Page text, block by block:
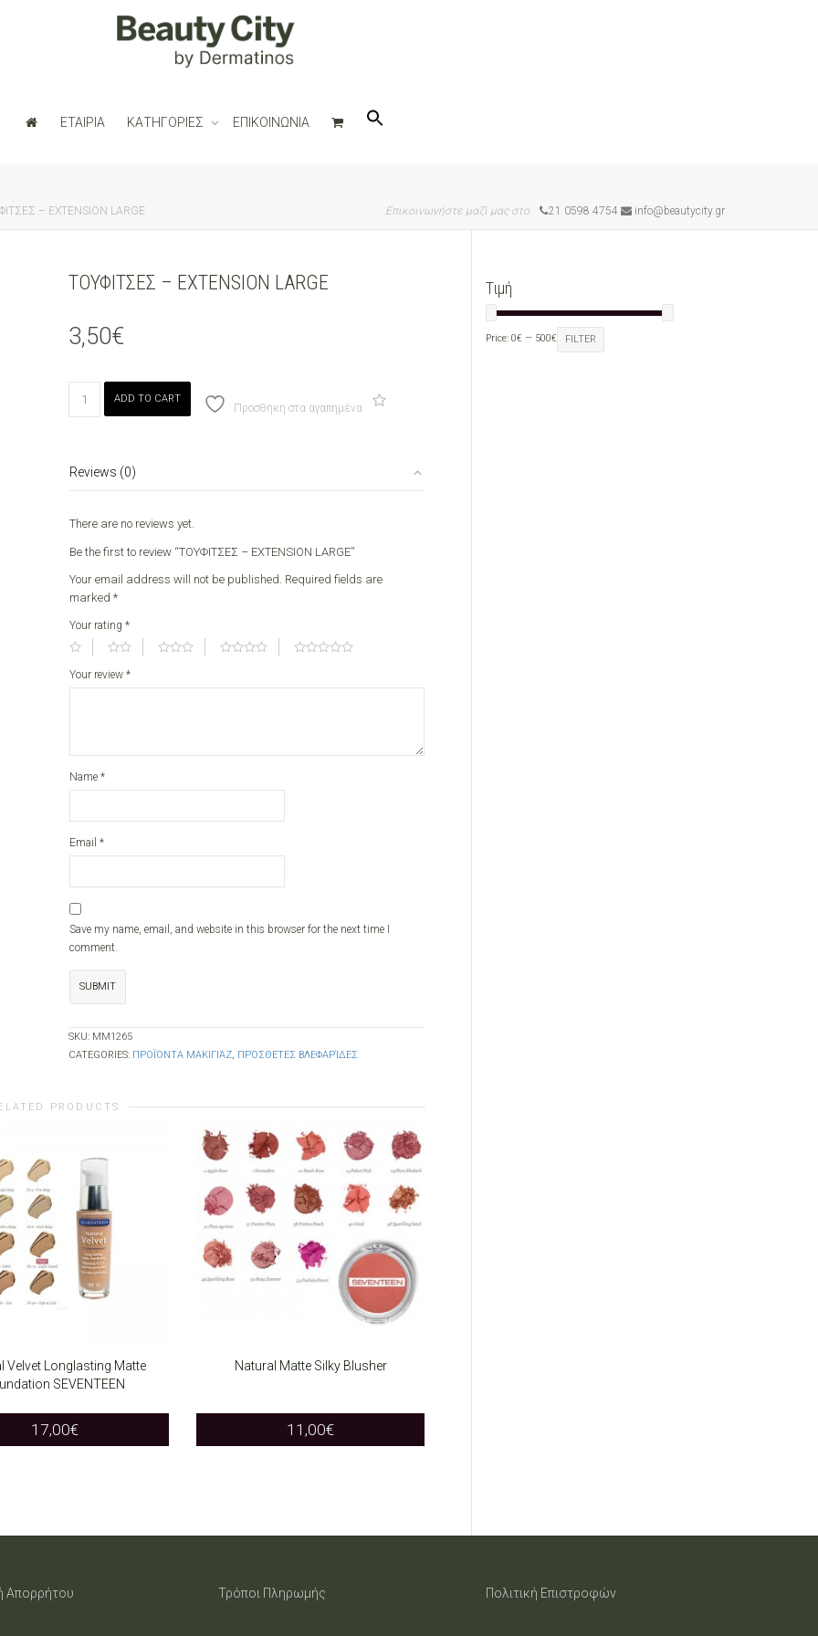
ΕΤΑΙΡΙΑ ΚΑΤΗΓΟΡΙΕΣ ΕΠΙΚΟΙΝΩΝΙΑ
– EXTENSION LARGE Επικοινωνήστε μαζί μας στο 21 0598 4754 info@beautycity.gr
ΤΟΥΦΙΤΣΕΣ – EXTENSION LARGE
3,50€
ADD TO CART
Προσθήκη στα αγαπημένα
Reviews (0)
There are no reviews yet.
Be the first to review “ΤΟΥΦΙΤΣΕΣ – EXTENSION LARGE”
Your email address will not be published. Required fields are
marked *
Your rating *
Your review *
Name *
Email *
Save my name, email, and website in this browser for the next time I
comment.
SKU: MM1265
CATEGORIES: ΠΡΟΪΌΝΤΑ ΜΑΚΙΓΙΆΖ, ΠΡΌΣΘΕΤΕΣ ΒΛΕΦΑΡΊΔΕΣ
PRODUCTS
Velvet Longlasting Matte
SEVENTEEN
17,00€
Natural Matte Silky Blusher
11,00€
Τιμή
FILTER
Price: 0€ — 500€
Απορρήτου Τρόποι Πληρωμής Πολιτική Επιστροφών